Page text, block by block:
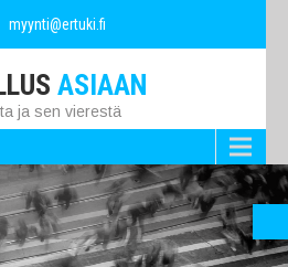
myynti@ertuki.fi
ASIAAN
ja sen vierestä